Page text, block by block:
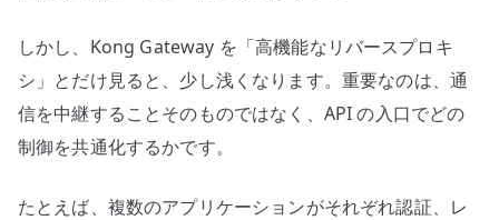
しかし、Kong Gateway を「高機能なリバースプロキ
シ」とだけ見ると、少し浅くなります。重要なのは、通
信を中継することそのものではなく、API の入口でどの
制御を共通化するかです。
たとえば、複数のアプリケーションがそれぞれ認証、レ